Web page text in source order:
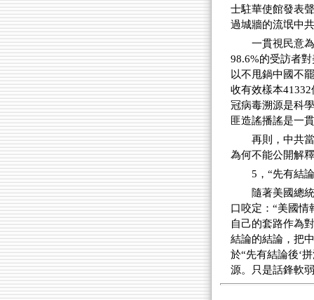
士駐華使館發表
過城牆的流氓中
一貫視民意
98.6%的受訪者
以不甩鍋中國不
收有效樣本
冠病毒溯源是科
匪造謠播謠是一
再則，中共
為何不能公開解
5，“先有結
隨著美國總
口咬定：“美國情
自己的套路作為
結論的結論，把
於“先有結論後‘
源。只是話鋒軟